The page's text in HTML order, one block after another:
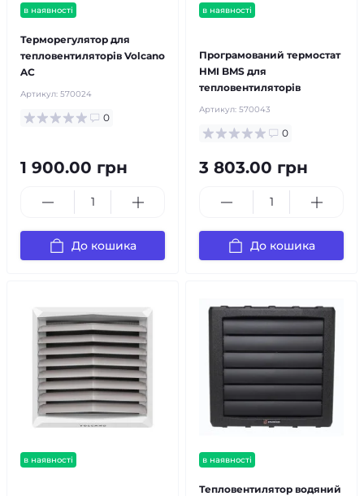
в наявності
Терморегулятор для
тепловентиляторів Volcano
AC
Артикул: 570024
0
1 900.00 грн
До кошика
в наявності
Програмований термостат
HMI BMS для
тепловентиляторів
Артикул: 570043
0
3 803.00 грн
До кошика
в наявності
в наявності
Тепловентилятор водяний